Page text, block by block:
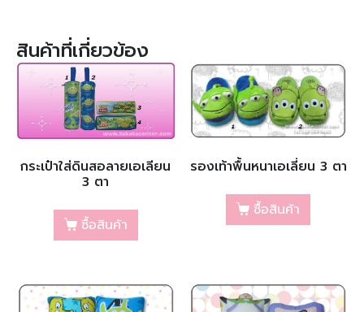
สินค้าที่เกี่ยวข้อง
กระเป๋าใส่ดินสอลายเอเลียน
3 ตา
ซื้อสินค้า
รองเท้าพื้นหนาเอเลี่ยน 3 ตา
ซื้อสินค้า